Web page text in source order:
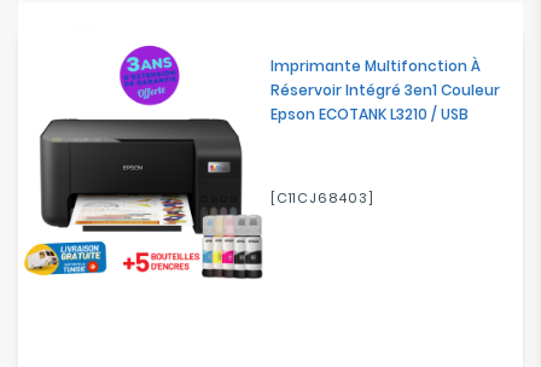
Imprimante Multifonction À
Réservoir Intégré 3en1 Couleur
Epson ECOTANK L3210 / USB
[C11CJ68403]